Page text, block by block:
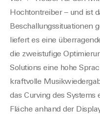
Hochtontreiber – und ist
Beschallungssituationen
liefert es eine
die zweistufige
Solutions eine hohe
kraftvolle
das Curving des Systems
Fläche anhand der